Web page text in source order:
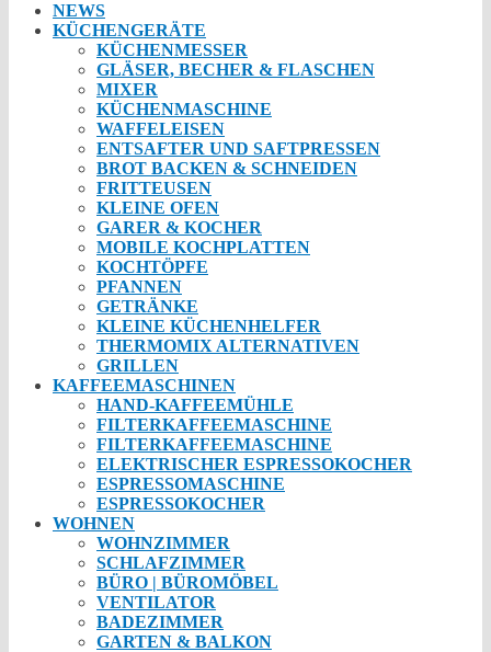
NEWS
KÜCHENGERÄTE
KÜCHENMESSER
GLÄSER, BECHER & FLASCHEN
MIXER
KÜCHENMASCHINE
WAFFELEISEN
ENTSAFTER UND SAFTPRESSEN
BROT BACKEN & SCHNEIDEN
FRITTEUSEN
KLEINE OFEN
GARER & KOCHER
MOBILE KOCHPLATTEN
KOCHTÖPFE
PFANNEN
GETRÄNKE
KLEINE KÜCHENHELFER
THERMOMIX ALTERNATIVEN
GRILLEN
KAFFEEMASCHINEN
HAND-KAFFEEMÜHLE
FILTERKAFFEEMASCHINE
FILTERKAFFEEMASCHINE
ELEKTRISCHER ESPRESSOKOCHER
ESPRESSOMASCHINE
ESPRESSOKOCHER
WOHNEN
WOHNZIMMER
SCHLAFZIMMER
BÜRO | BÜROMÖBEL
VENTILATOR
BADEZIMMER
GARTEN & BALKON